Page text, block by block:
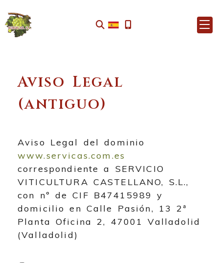
Aviso Legal
(antiguo)
Aviso Legal del dominio
www.servicas.com.es
correspondiente a SERVICIO
VITICULTURA CASTELLANO, S.L.,
con nº de CIF B47415989 y
domicilio en Calle Pasión, 13 2ª
Planta Oficina 2, 47001
Valladolid
(Valladolid)